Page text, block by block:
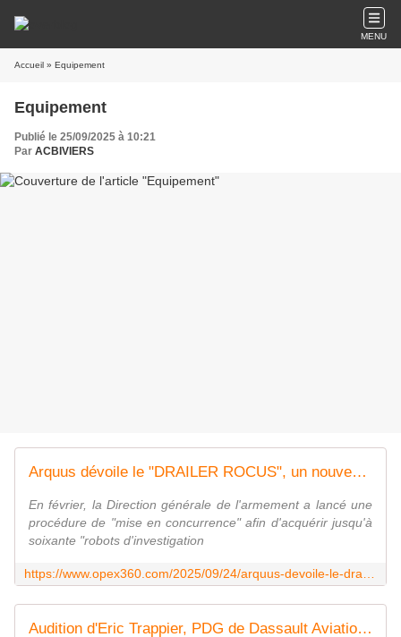
MENU
Accueil » Equipement
Equipement
Publié le 25/09/2025 à 10:21
Par ACBIVIERS
Arquus dévoile le "DRAILER ROCUS", un nouveau robot d'investigation pour les régiments du Génie - Zone Militaire
En février, la Direction générale de l'armement a lancé une
procédure de "mise en concurrence" afin d'acquérir jusqu'à
soixante "robots d'investigation
Audition d'Eric Trappier, PDG de Dassault Aviation (Commission des affaires économiques, 24 septembre 2025)